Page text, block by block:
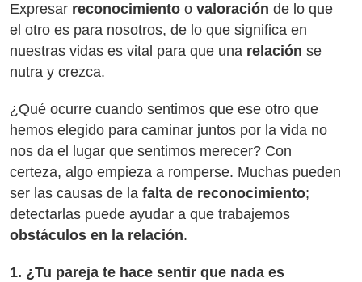
Expresar reconocimiento o valoración de lo que
el otro es para nosotros, de lo que significa en
nuestras vidas es vital para que una relación se
nutra y crezca.
¿Qué ocurre cuando sentimos que ese otro que
hemos elegido para caminar juntos por la vida no
nos da el lugar que sentimos merecer? Con
certeza, algo empieza a romperse. Muchas pueden
ser las causas de la falta de reconocimiento;
detectarlas puede ayudar a que trabajemos
obstáculos en la relación.
1. ¿Tu pareja te hace sentir que nada es